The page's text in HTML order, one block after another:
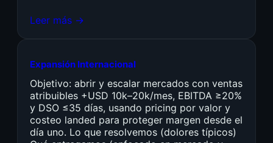
Leer más →
Expansión Internacional
Objetivo: abrir y escalar mercados con ventas
atribuibles +USD 10k–20k/mes, EBITDA ≥20%
y DSO ≤35 días, usando pricing por valor y
costeo landed para proteger margen desde el
día uno. Lo que resolvemos (dolores típicos)